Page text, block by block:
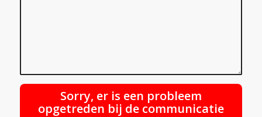
Sorry, er is een probleem
opgetreden bij de communicatie